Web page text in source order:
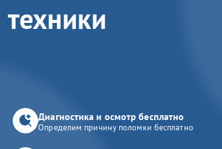
Диагностика и осмотр бесплатно
Определим причину поломки бесплатно